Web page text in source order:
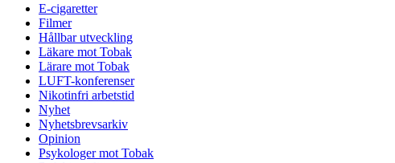
E-cigaretter
Filmer
Hållbar utveckling
Läkare mot Tobak
Lärare mot Tobak
LUFT-konferenser
Nikotinfri arbetstid
Nyhet
Nyhetsbrevsarkiv
Opinion
Psykologer mot Tobak